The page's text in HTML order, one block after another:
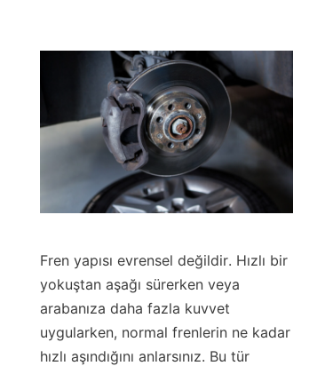
Fren yapısı evrensel değildir. Hızlı bir
yokuştan aşağı sürerken veya
arabanıza daha fazla kuvvet
uygularken, normal frenlerin ne kadar
hızlı aşındığını anlarsınız. Bu tür
Contact Us